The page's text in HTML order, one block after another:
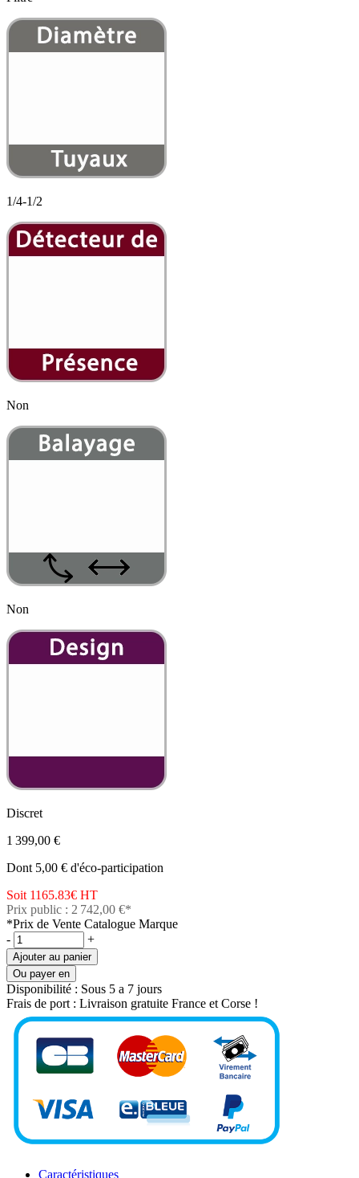
1/4-1/2
Non
Non
Discret
1 399,00 €
Dont 5,00 € d'éco-participation
Soit 1165.83€ HT
Prix public : 2 742,00 €*
*Prix de Vente Catalogue Marque
-
+
Ajouter au panier
Ou payer en
Disponibilité : Sous 5 a 7 jours
Frais de port : Livraison gratuite France et Corse !
Caractéristiques